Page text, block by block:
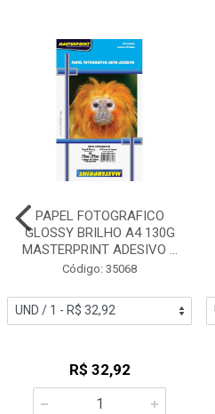
PAPEL FOTOGRAFICO
GLOSSY BRILHO A4 130G
MASTERPRINT ADESIVO ...
Código: 35068
R$ 32,92